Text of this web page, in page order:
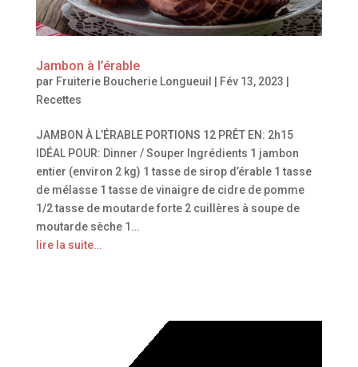
Jambon à l’érable
par Fruiterie Boucherie Longueuil Fév 13, 2023
Recettes
JAMBON À L’ÉRABLE PORTIONS 12 PRÊT EN: 2h15
IDÉAL POUR: Dinner / Souper Ingrédients 1 jambon
entier (environ 2 kg) 1 tasse de sirop d’érable 1 tasse
de mélasse 1 tasse de vinaigre de cidre de pomme
1/2 tasse de moutarde forte 2 cuillères à soupe de
moutarde sèche 1…
lire la suite…